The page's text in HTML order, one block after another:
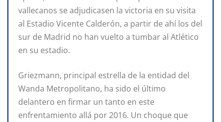
vallecanos se adjudicasen la victoria en su visita
al Estadio Vicente Calderón, a partir de ahí los del
sur de Madrid no han vuelto a tumbar al Atlético
en su estadio.
Griezmann, principal estrella de la entidad del
Wanda Metropolitano, ha sido el último
delantero en firmar un tanto en este
enfrentamiento allá por 2016. Un choque que